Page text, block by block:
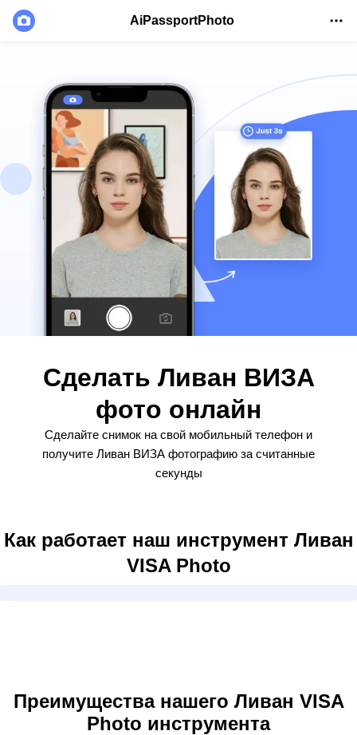
AiPassportPhoto
Сделать Ливан ВИЗА
фото онлайн
Сделайте снимок на свой мобильный телефон и
получите Ливан ВИЗА фотографию за считанные
секунды
Как работает наш инструмент Ливан
VISA Photo
Преимущества нашего Ливан VISA
Photo инструмента